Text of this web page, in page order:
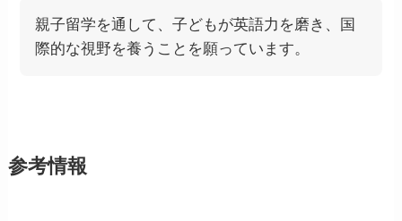
親子留学を通して、子どもが英語力を磨き、国
際的な視野を養うことを願っています。
参考情報